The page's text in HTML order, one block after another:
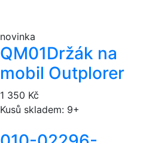
novinka
QM01Držák na
mobil Outplorer
1 350 Kč
Kusů skladem: 9+